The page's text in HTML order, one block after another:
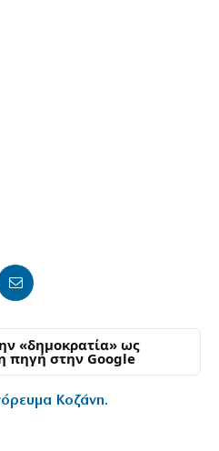
«δημοκρατία» ως
πηγή στην Google
Κοζάνη.